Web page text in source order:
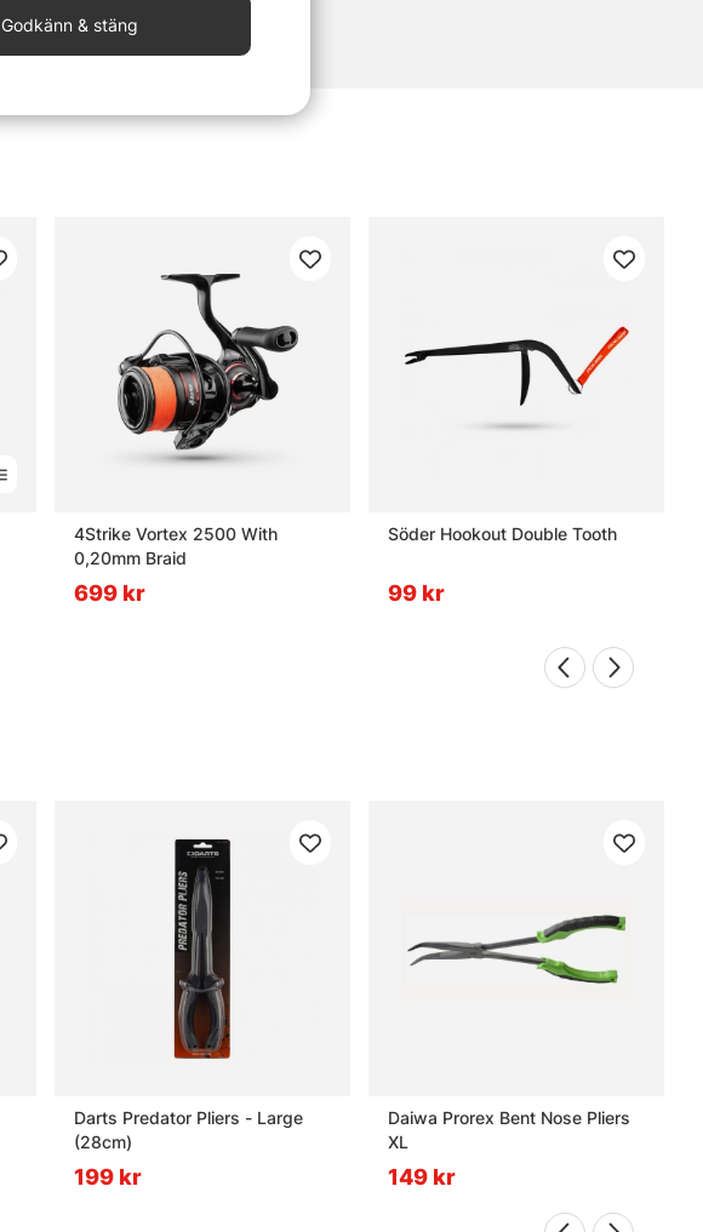
4Strike Vortex 2500 With
0,20mm Braid
699 kr
Söder Hookout Double Tooth
99 kr
Darts Predator Pliers - Large
(28cm)
199 kr
Daiwa Prorex Bent Nose Pliers
XL
149 kr
Godkänn & stäng